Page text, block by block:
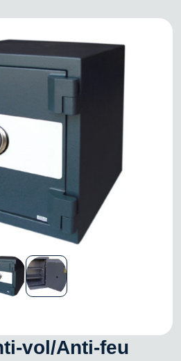
vol/Anti-feu